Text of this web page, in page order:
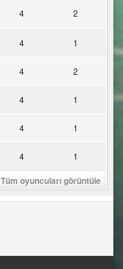
4 2
4 1
4 2
4 1
4 1
4 1
Tüm oyuncuları görüntüle